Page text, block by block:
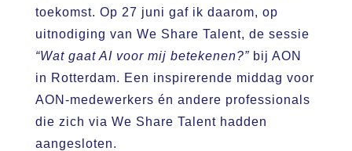
toekomst. Op 27 juni gaf ik daarom, op
uitnodiging van We Share Talent, de sessie
“Wat gaat AI voor mij betekenen?”bij AON
in Rotterdam. Een inspirerende middag voor
AON-medewerkers én andere professionals
die zich via We Share Talent hadden
aangesloten.